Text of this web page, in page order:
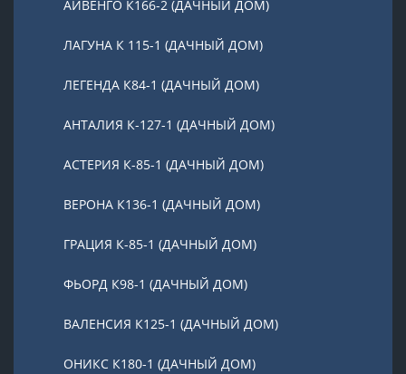
АЙВЕНГО К166-2 (ДАЧНЫЙ ДОМ)
ЛАГУНА К 115-1 (ДАЧНЫЙ ДОМ)
ЛЕГЕНДА К84-1 (ДАЧНЫЙ ДОМ)
АНТАЛИЯ К-127-1 (ДАЧНЫЙ ДОМ)
АСТЕРИЯ К-85-1 (ДАЧНЫЙ ДОМ)
ВЕРОНА К136-1 (ДАЧНЫЙ ДОМ)
ГРАЦИЯ К-85-1 (ДАЧНЫЙ ДОМ)
ФЬОРД К98-1 (ДАЧНЫЙ ДОМ)
ВАЛЕНСИЯ К125-1 (ДАЧНЫЙ ДОМ)
ОНИКС К180-1 (ДАЧНЫЙ ДОМ)